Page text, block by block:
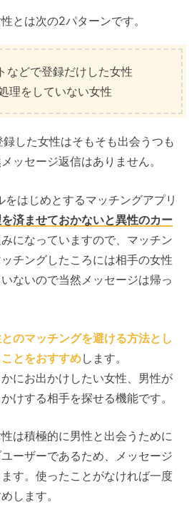
とは次の2パターンです。
などで登録だけした女性
理をしていない女性
した女性はそもそも出会うつも
ッセージ返信はありません。
はじめとするマッチングアプリ
済ませておかないと異性のカー
になっていますので、マッチン
チングしたころには相手の女性
ないので当然メッセージは帰っ
のマッチングを避ける方法とし
とをおすすめします。
にお出かけしたい女性、男性が
けする相手を探せる機能です。
は積極的に男性と出会うために
ーザーであるため、メッセージ
す。使ったことがなければ一度
します。